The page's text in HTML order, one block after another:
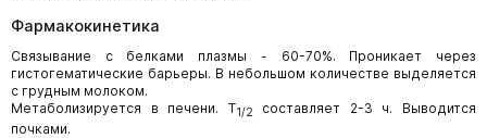
Фармакокинетика
Связывание с белками плазмы - 60-70%. Проникает через
гистогематические барьеры. В небольшом количестве выделяется
с грудным молоком.
Метаболизируется в печени. T1/2
составляет 2-3 ч. Выводится
почками.